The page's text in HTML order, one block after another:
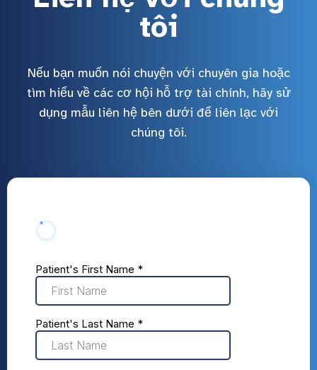
tôi
Nếu bạn muốn nói chuyện với chuyên gia hoặc
tìm hiểu về các cơ hội hỗ trợ tài chính, hãy sử
dụng mẫu liên hệ bên dưới để liên lạc với
chúng tôi.